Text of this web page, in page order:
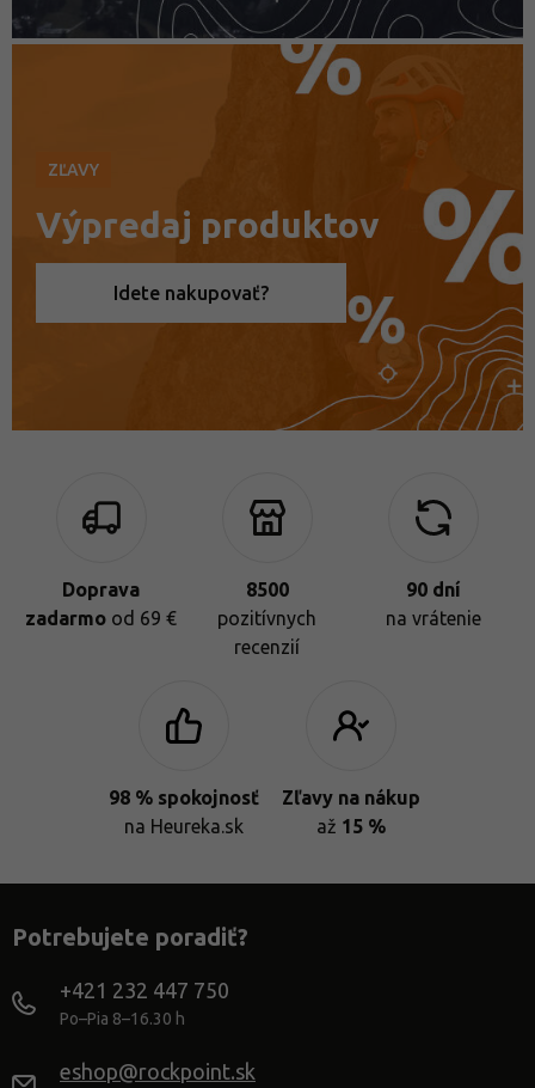
ZĽAVY
Výpredaj produktov
Idete nakupovať?
Doprava
zadarmo od 69 €
8500
pozitívnych
recenzií
90 dní
na vrátenie
98 % spokojnosť
na Heureka.sk
Zľavy na nákup
až 15 %
Potrebujete poradiť?
+421 232 447 750
Po–Pia 8–16.30 h
eshop@rockpoint.sk